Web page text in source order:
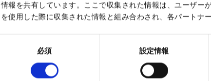
情報を共有しています。ここで収集された情報は、ユーザー
を使用した際に収集された情報と組み合わされ、各パートナ
必須 設定情報